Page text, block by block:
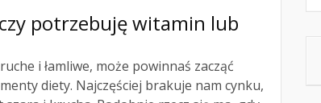
potrzebuję witamin lub
i łamliwe, może powinnaś zacząć
diety. Najczęściej brakuje nam cynku,